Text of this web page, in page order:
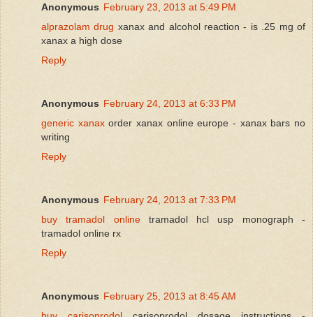
Anonymous February 23, 2013 at 5:49 PM
alprazolam drug xanax and alcohol reaction - is .25 mg of
xanax a high dose
Reply
Anonymous February 24, 2013 at 6:33 PM
generic xanaxorder xanax online europe - xanax bars no
writing
Reply
Anonymous February 24, 2013 at 7:33 PM
buy tramadol onlinetramadol hcl usp monograph -
tramadol online rx
Reply
Anonymous February 25, 2013 at 8:45 AM